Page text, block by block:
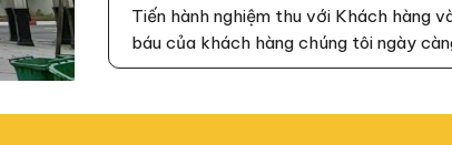
Tiến hành nghiệm thu với Khách hàng
báu của khách hàng chúng tôi ngày